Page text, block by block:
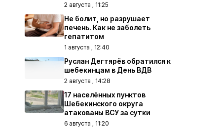
2 августа , 11:25
Не болит, но разрушает
печень. Как не заболеть
гепатитом
1 августа , 12:40
Руслан Дегтярёв обратился к
шебекинцам в День ВДВ
2 августа , 14:28
17 населённых пунктов
Шебекинского округа
атакованы ВСУ за сутки
6 августа , 11:20